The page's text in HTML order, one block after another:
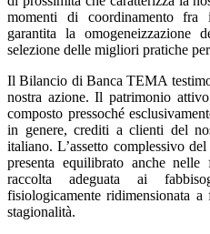
momenti di coordinamento
garantita la omogeneizzazione
selezione delle migliori pratiche
Il Bilancio di Banca TEMA
nostra azione. Il patrimonio
composto pressoché
in genere, crediti a clienti del
italiano. L’assetto complessivo
presenta equilibrato anche
raccolta adeguata ai
fisiologicamente ridimensionata
stagionalità.